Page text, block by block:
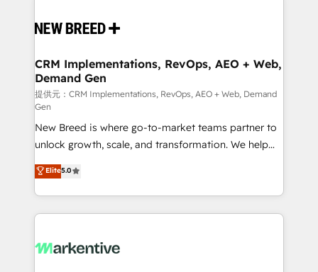
革を、構想から実装・定着までPMOとして主導。「設
の統合・浸透・変革管理を実行します。 ▸ CMS戦略設
計・構築：リード獲得・CVR・SEOを前提にした情報設
計・導線設計・テンプレート設計をContent Hubで一体
提供。 ▸ 既存CRM・MAからの移行支援：Salesforce・
Marketo・Pardot等からの移行、カスタム設計、履歴
データ移行と活用設計まで。 ▸ AEO対応：ChatGPT・
ンツとサイト構造を最適化。 🏆 なぜ100incを選ぶの
か？ ✓ HubSpot Eliteパートナー認定 ✓ HubSpotアワ
ード受賞・HUGリーダー ✓ ISO27001:2022 /
HubSpot大百科 出版 CRM・AI活用に関するご相談、現
and system integrations powered by Globalia’s
trainers to drive platform adoption. 📈 Revenue
Generation - Full-funnel marketing and high-
performance advertising via Point Success Media. -
Expert deployment of Breeze AI and custom agents
to automate growth. 🏆 Elite Excellence - 8 platform
accreditations and deep HIPAA-compliance
expertise. - A team of 250+ experts dedicated to
your resilient growth.
CRM Implementations, RevOps, AEO + Web,
Demand Gen
提供元：CRM Implementations, RevOps, AEO + Web, Demand
Gen
New Breed is where go-to-market teams partner to
unlock growth, scale, and transformation. We help
companies activate HubSpot’s AI-powered
customer platform and operationalize HubSpot’s
Loop Marketing framework through expert-led
services, smart agents, and purpose-built apps,
results, fast. ⚙️CRM & RevOps: Align all Hubs to your
Elite5.0